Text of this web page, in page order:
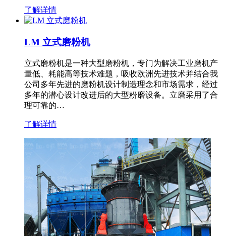
了解详情
LM 立式磨粉机
立式磨粉机是一种大型磨粉机，专门为解决工业磨机产
量低、耗能高等技术难题，吸收欧洲先进技术并结合我
公司多年先进的磨粉机设计制造理念和市场需求，经过
多年的潜心设计改进后的大型粉磨设备。立磨采用了合
理可靠的…
了解详情